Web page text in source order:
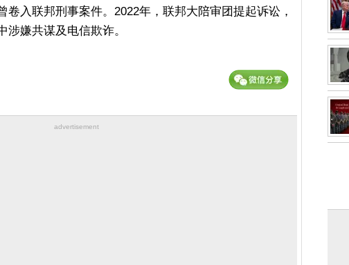
卷入联邦刑事案件。2022年，联邦大陪审团提起诉讼，
嫌共谋及电信欺诈。
advertisement